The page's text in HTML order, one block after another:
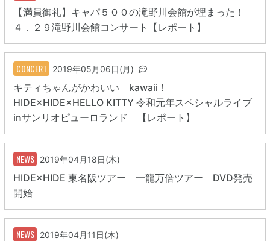
【満員御礼】キャパ５００の滝野川会館が埋まった！
４．２９滝野川会館コンサート【レポート】
CONCERT 2019年05月06日(月)
キティちゃんがかわいい kawaii！
HIDE×HIDE×HELLO KITTY 令和元年スペシャルライブ
inサンリオピューロランド 【レポート】
NEWS 2019年04月18日(木)
HIDE×HIDE 東名阪ツアー 一龍万倍ツアー DVD発売
開始
NEWS 2019年04月11日(木)